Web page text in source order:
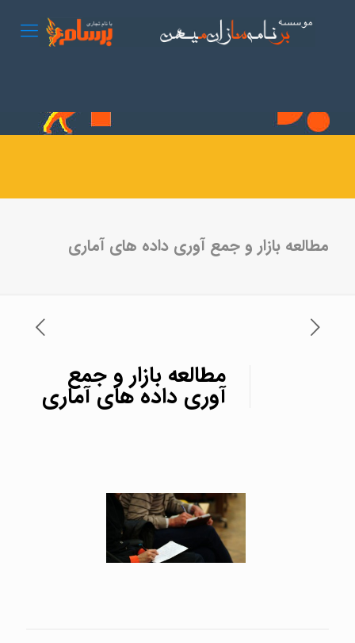
مطالعه بازار و جمع آوری داده های آماری
مطالعه بازار و جمع
آوری داده های آماری